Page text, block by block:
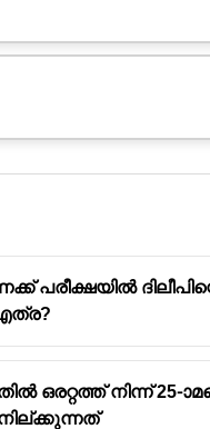
പരീക്ഷയിൽ
ഒരറ്റത്ത് നിന്ന് 25-